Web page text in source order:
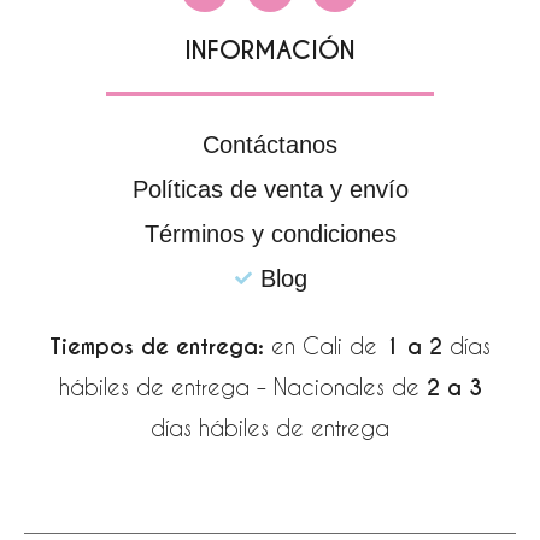
e
o
k
f
t
g
a
t
a
p
INFORMACIÓN
Contáctanos
Políticas de venta y envío
Términos y condiciones
Blog
Tiempos de entrega: en Cali de 1 a 2 días
hábiles de entrega – Nacionales de 2 a 3
días hábiles de entrega